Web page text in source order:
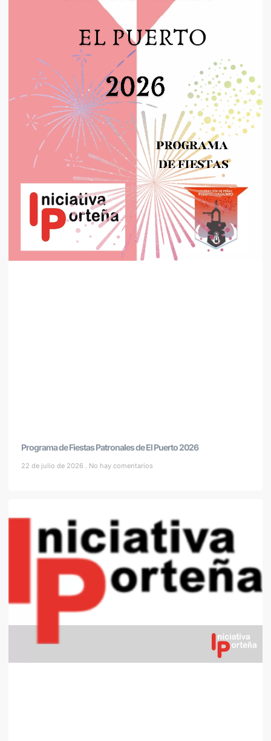
Programa de Fiestas Patronales de El Puerto 2026
22 de julio de 2026 No hay comentarios